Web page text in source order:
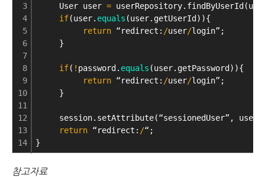
3
4
5
6
7
8
9
10
11
12
13
14
User user =
if(user. equals (user.getUserId)){
return “redirect: /user/login”;
}
if( ! password. equals (user.getPassword)){
return “redirect: /user/login”;
}
session.setAttribute(“sessionedUser”,
return “redirect: /“;
}
참고자료